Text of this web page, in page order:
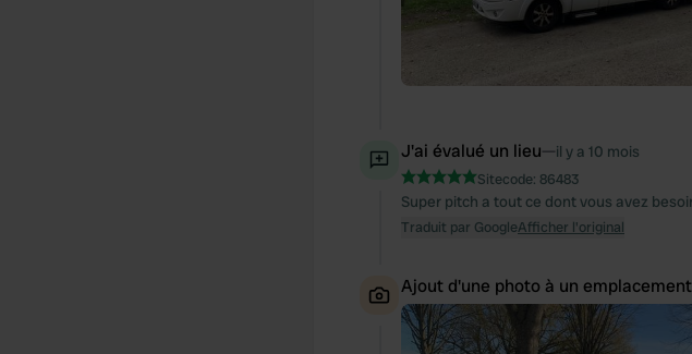
J'ai évalué un lieu—il y a 10 mois
Sitecode: 86483
Super pitch a tout ce dont vous avez
Traduit par GoogleAfficher l'original
Ajout d'une photo à un emplacement